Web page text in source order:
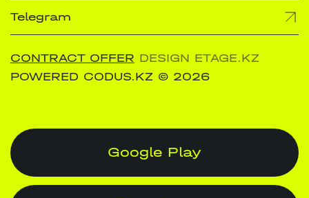
Telegram
CONTRACT OFFER DESIGN ETAGE.KZ
POWERED CODUS.KZ © 2026
Google Play